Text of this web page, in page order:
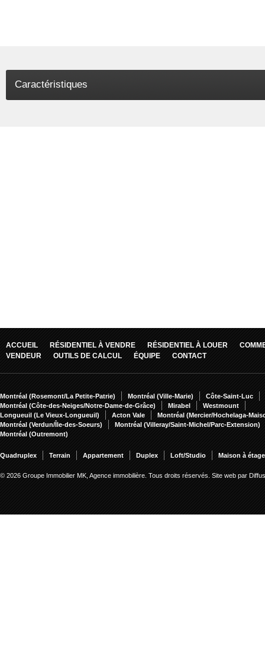
Caractéristiques
ACCUEIL RÉSIDENTIEL À VENDRE RÉSIDENTIEL À LOUER
VENDEUR
OUTILS DE CALCUL ÉQUIPE CONTACT
Montréal (Rosemont/La Petite-Patrie) Montréal (Ville-Marie)
Côte-Saint-Luc
Montréal (Côte-des-Neiges/Notre-Dame-de-Grâce)
Mirabel
Westmount
Longueuil (Le Vieux-Longueuil)
Acton Vale
Montréal (Mercier/Hochelaga-
Montréal (Verdun/Île-des-Soeurs)
Montréal (Villeray/Saint-Michel/Parc-Extension)
Montréal (Outremont)
Quadruplex Terrain Appartement Duplex Loft/Studio Maison à
© 2026 Groupe Immobilier MK, Agence immobilière. Tous droits réservés. Site web par